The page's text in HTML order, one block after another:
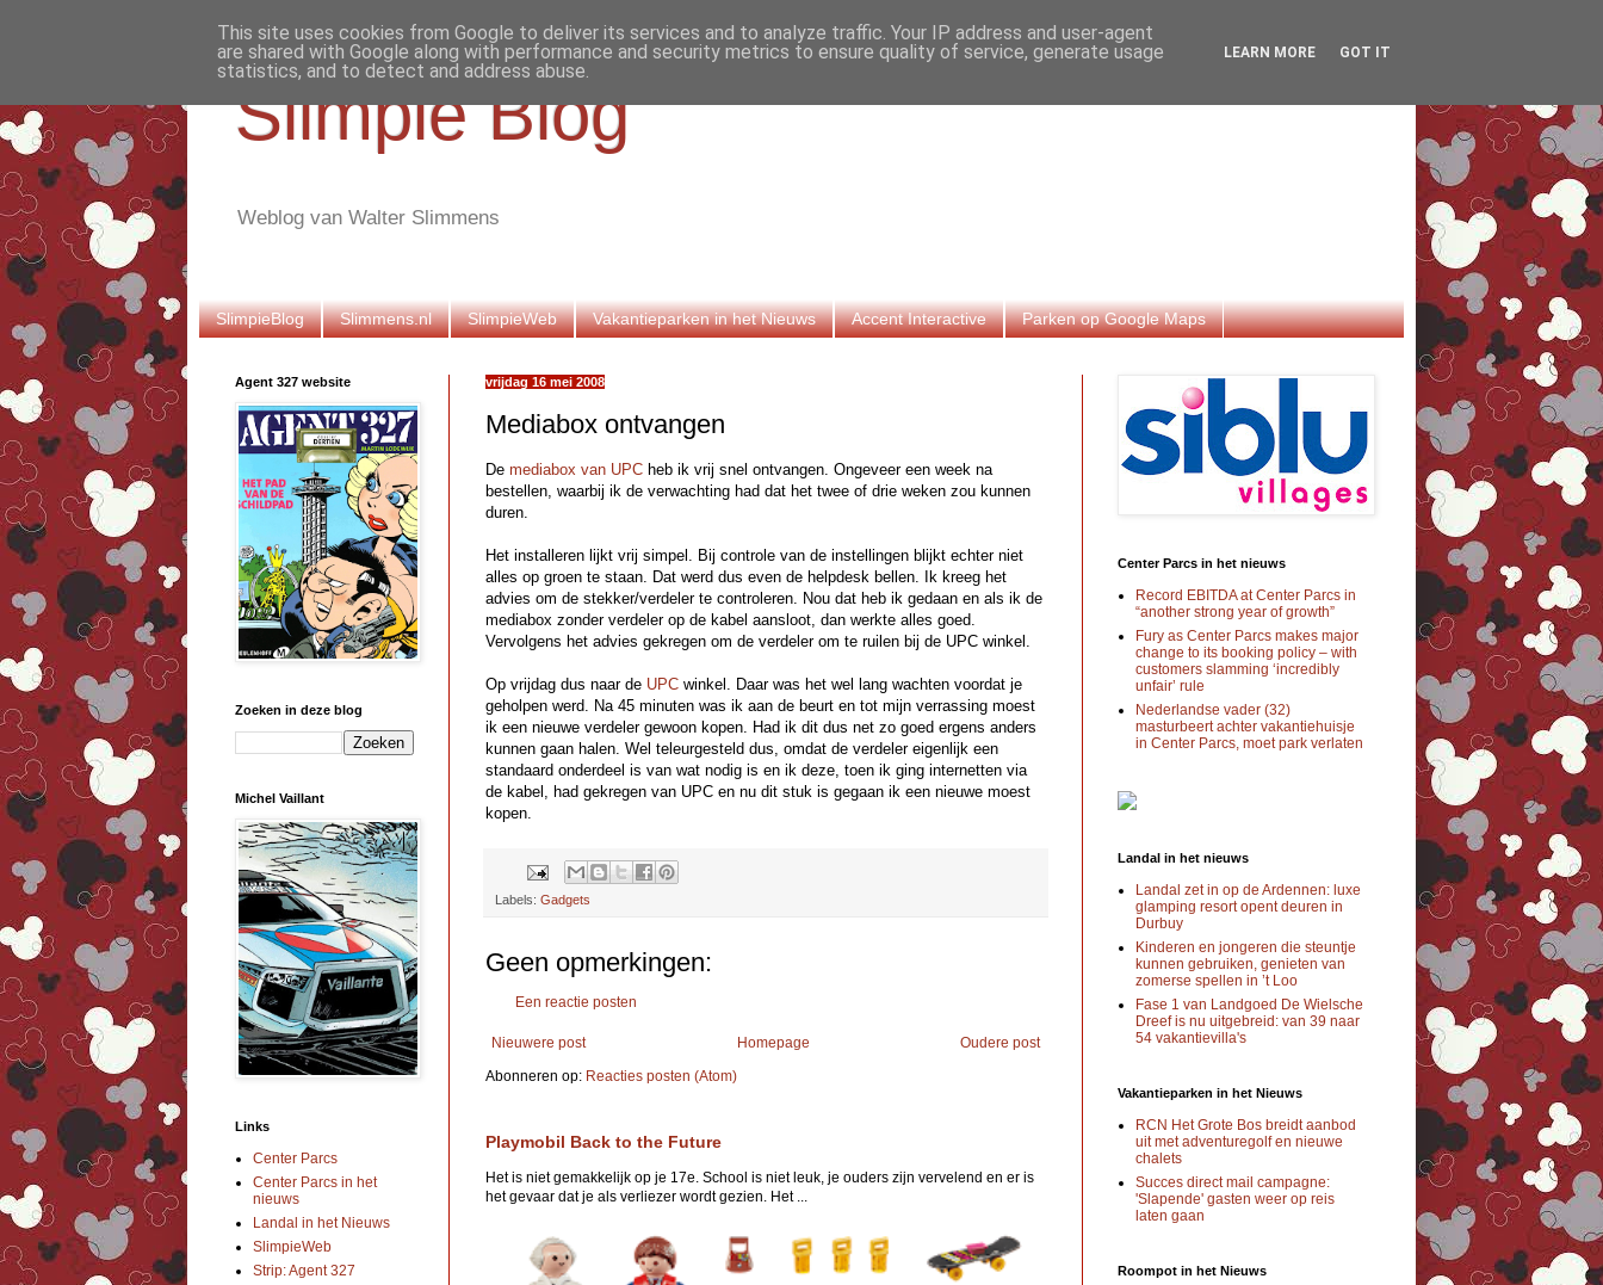
Slimpie Blog
Weblog van Walter Slimmens
SlimpieBlog Slimmens.nl SlimpieWeb Vakantieparken in het Nieuws Accent Interactive Parken op Google Maps
vrijdag 16 mei 2008
Mediabox ontvangen
De mediabox van UPC heb ik vrij snel ontvangen. Ongeveer een week na
bestellen, waarbij ik de verwachting had dat het twee of drie weken zou kunnen
duren.
Het installeren lijkt vrij simpel. Bij controle van de instellingen blijkt echter niet
alles op groen te staan. Dat werd dus even de helpdesk bellen. Ik kreeg het
advies om de stekker/verdeler te controleren. Nou dat heb ik gedaan en als ik de
mediabox zonder verdeler op de kabel aansloot, dan werkte alles goed.
Vervolgens het advies gekregen om de verdeler om te ruilen bij de UPC winkel.
Op vrijdag dus naar de UPC winkel. Daar was het wel lang wachten voordat je
geholpen werd. Na 45 minuten was ik aan de beurt en tot mijn verrassing moest
ik een nieuwe verdeler gewoon kopen. Had ik dit dus net zo goed ergens anders
kunnen gaan halen. Wel teleurgesteld dus, omdat de verdeler eigenlijk een
standaard onderdeel is van wat nodig is en ik deze, toen ik ging internetten via
de kabel, had gekregen van UPC en nu dit stuk is gegaan ik een nieuwe moest
kopen.
Labels: Gadgets
Geen opmerkingen:
Een reactie posten
Nieuwere post Oudere post
Homepage
Abonneren op: Reacties posten (Atom)
Playmobil Back to the Future
Het is niet gemakkelijk op je 17e. School is niet leuk, je ouders zijn vervelend en er is
het gevaar dat je als verliezer wordt gezien. Het ...
Agent 327 website
Zoeken in deze blog
Michel Vaillant
Links
Center Parcs
Center Parcs in het
nieuws
Landal in het Nieuws
SlimpieWeb
Strip: Agent 327
Center Parcs in het nieuws
Record EBITDA at Center Parcs in
“another strong year of growth”
Fury as Center Parcs makes major
change to its booking policy – with
customers slamming ‘incredibly
unfair’ rule
Nederlandse vader (32)
masturbeert achter vakantiehuisje
in Center Parcs, moet park verlaten
Landal in het nieuws
Landal zet in op de Ardennen: luxe
glamping resort opent deuren in
Durbuy
Kinderen en jongeren die steuntje
kunnen gebruiken, genieten van
zomerse spellen in ’t Loo
Fase 1 van Landgoed De Wielsche
Dreef is nu uitgebreid: van 39 naar
54 vakantievilla's
Vakantieparken in het Nieuws
RCN Het Grote Bos breidt aanbod
uit met adventuregolf en nieuwe
chalets
Succes direct mail campagne:
'Slapende' gasten weer op reis
laten gaan
Roompot in het Nieuws
This site uses cookies from Google to deliver its services and to analyze traffic. Your IP address and user-agent
are shared with Google along with performance and security metrics to ensure quality of service, generate usage
statistics, and to detect and address abuse.
LEARN MORE GOT IT